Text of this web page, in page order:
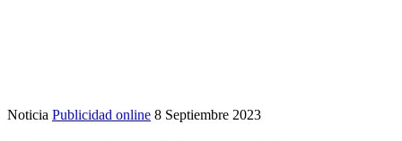
Noticia Publicidad online 8 Septiembre 2023